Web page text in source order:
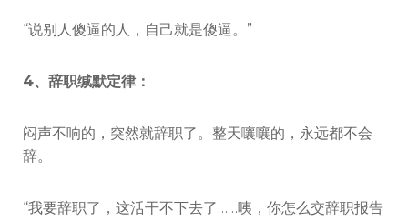
“说别人傻逼的人，自己就是傻逼。”
4、辞职缄默定律：
闷声不响的，突然就辞职了。整天嚷嚷的，永远都不会
辞。
“我要辞职了，这活干不下去了……咦，你怎么交辞职报告